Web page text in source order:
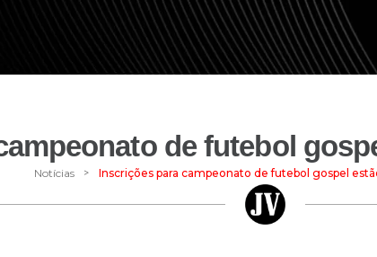
de futebol
Notícias > Inscrições para campeonato de futebol gospel